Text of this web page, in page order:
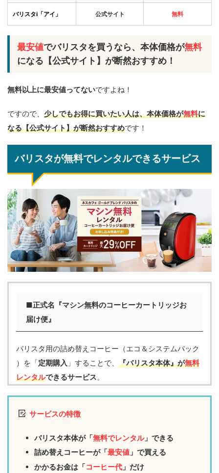
バリスタi「アイ」 公式サイト 無料
最安値でバリスタを買うなら、本体価格が無料
になる【公式サイト】が断然おすすめ！
無料以上に最安値ってないですよね！
ですので、 少しでもお得に買いたい人は、本体価格が無料に
なる【公式サイト】が断然おすすめです！
バリスタが無料でレンタルできるサービス
■正式名『マシン無料のコーヒーカートリッジお
届け便』
バリスタ用の詰め替えコーヒー（エコ＆システムパック
）を「定期購入 」することで、 『バリスタ本体』が無料
レンタルできるサービス。
サービスの特徴
バリスタ本体が「無料でレンタル」できる
詰め替えコーヒーが「最安値 」で買える
かかるお金は「コーヒー代 」だけ